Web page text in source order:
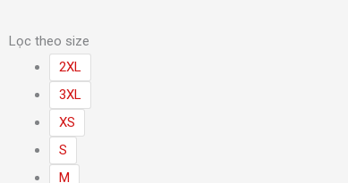
Lọc theo size
2XL
3XL
XS
S
M